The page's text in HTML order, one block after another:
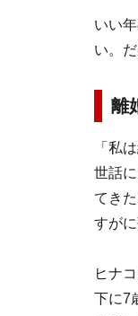
いい
い。
離
「私
世話
てき
すが
ヒナ
下に7